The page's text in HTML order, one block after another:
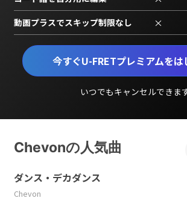
今すぐU-FRETプレミアムをは
いつでもキャンセルできま
動画プラスでスキップ制限なし ×
Chevonの人気曲
ダンス・デカダンス
Chevon